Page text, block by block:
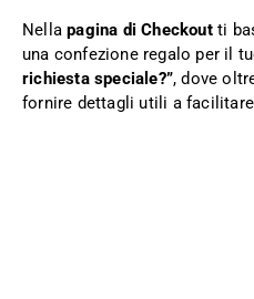
Nellapagina di Checkoutti
una confezione regalo per il
richiesta speciale?”, dove
fornire dettagli utili a